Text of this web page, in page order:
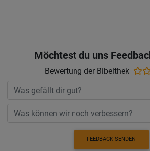
Möchtest du uns
Bewertung der Bibelthek
FEEDBACK SENDEN